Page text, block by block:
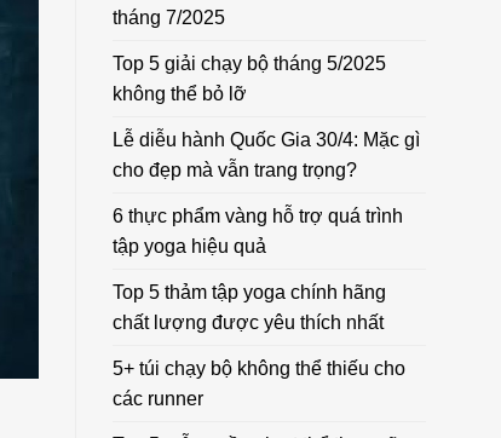
tháng 7/2025
Top 5 giải chạy bộ tháng 5/2025
không thể bỏ lỡ
Lễ diễu hành Quốc Gia 30/4: Mặc gì
cho đẹp mà vẫn trang trọng?
6 thực phẩm vàng hỗ trợ quá trình
tập yoga hiệu quả
Top 5 thảm tập yoga chính hãng
chất lượng được yêu thích nhất
5+ túi chạy bộ không thể thiếu cho
các runner